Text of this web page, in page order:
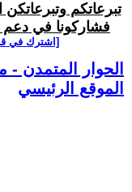
تبرعاتكم وتبرعاتكن
فشاركونا في دعم
[اشترك في
الحوار المتمدن -
الموقع الرئيسي